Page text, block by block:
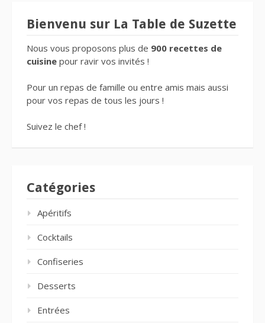
Bienvenu sur La Table de Suzette
Nous vous proposons plus de 900 recettes de
cuisine pour ravir vos invités !
Pour un repas de famille ou entre amis mais aussi
pour vos repas de tous les jours !
Suivez le chef !
Catégories
Apéritifs
Cocktails
Confiseries
Desserts
Entrées